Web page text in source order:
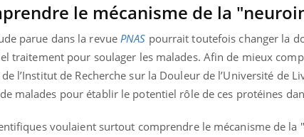
le mécanisme de la
parue dans la revue PNAS pourrait toutefois changer la
traitement pour soulager les malades. Afin de mieux
l’Institut de Recherche sur la Douleur de l’Université de
malades pour établir le potentiel rôle de ces protéines
voulaient surtout comprendre le mécanisme de